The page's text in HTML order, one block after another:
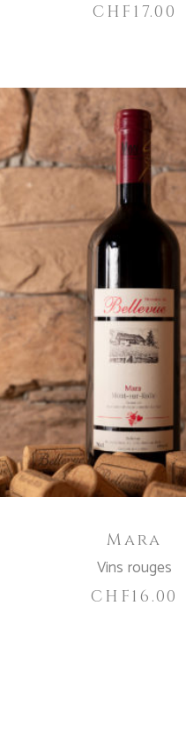
CHF 17.00
AGGIUNGI AL
Mara
Vins rouges
CHF16.00